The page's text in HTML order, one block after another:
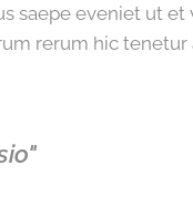
saepe eveniet ut
rerum hic